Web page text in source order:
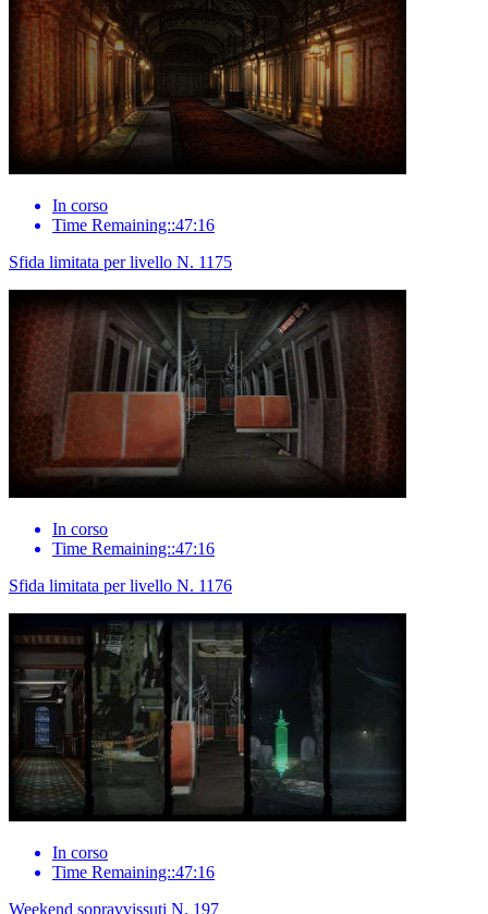
In corso
Time Remaining::47:16
Sfida limitata per livello N. 1175
In corso
Time Remaining::47:16
Sfida limitata per livello N. 1176
In corso
Time Remaining::47:16
Weekend sopravvissuti N. 197